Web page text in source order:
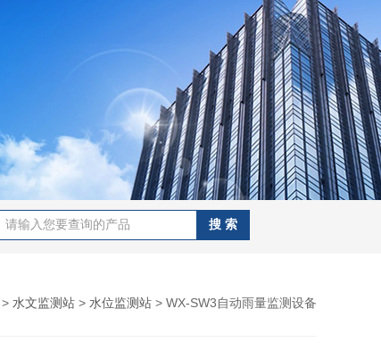
> 水文监测站 > 水位监测站 > WX-SW3自动雨量监测设备